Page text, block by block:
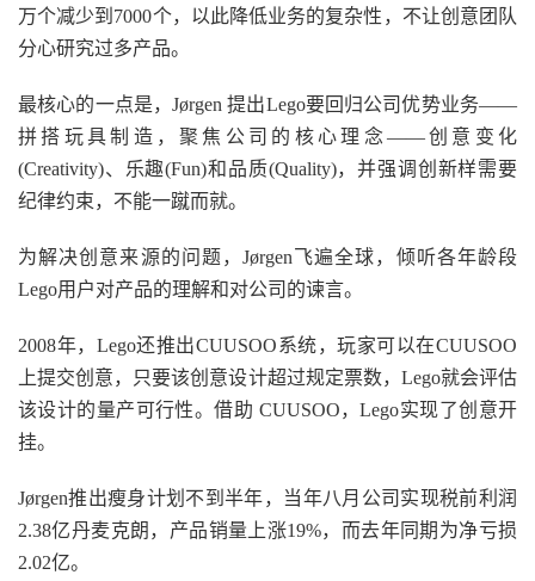
万个减少到7000个，以此降低业务的复杂性，不让创意团队
分心研究过多产品。
最核心的一点是，Jørgen 提出Lego要回归公司优势业务——
拼搭玩具制造，聚焦公司的核心理念——创意变化
(Creativity)、乐趣(Fun)和品质(Quality)，并强调创新样需要
纪律约束，不能一蹴而就。
为解决创意来源的问题，Jørgen飞遍全球，倾听各年龄段
Lego用户对产品的理解和对公司的谏言。
2008年，Lego还推出CUUSOO系统，玩家可以在CUUSOO
上提交创意，只要该创意设计超过规定票数，Lego就会评估
该设计的量产可行性。借助 CUUSOO，Lego实现了创意开
挂。
Jørgen推出瘦身计划不到半年，当年八月公司实现税前利润
2.38亿丹麦克朗，产品销量上涨19%，而去年同期为净亏损
2.02亿。